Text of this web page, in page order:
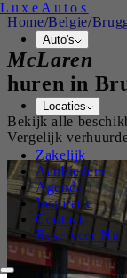
Luxe Autos
Auto's
Locaties
Zakelijk
Aanbieders
Agenda
Inspiratie
Contact
Reserveer Nu
Home/Belgie/
McLaren
huren in
Bekijk alle
Vergelijk